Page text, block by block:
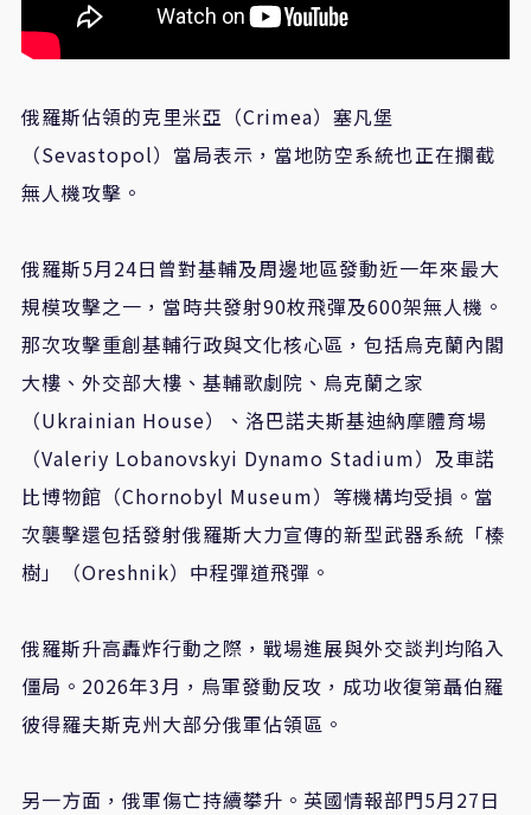
俄羅斯佔領的克里米亞（Crimea）塞凡堡
（Sevastopol）當局表示，當地防空系統也正在攔截
無人機攻擊。
俄羅斯5月24日曾對基輔及周邊地區發動近一年來最大
規模攻擊之一，當時共發射90枚飛彈及600架無人機。
那次攻擊重創基輔行政與文化核心區，包括烏克蘭內閣
大樓、外交部大樓、基輔歌劇院、烏克蘭之家
（Ukrainian House）、洛巴諾夫斯基迪納摩體育場
（Valeriy Lobanovskyi Dynamo Stadium）及車諾
比博物館（Chornobyl Museum）等機構均受損。當
次襲擊還包括發射俄羅斯大力宣傳的新型武器系統「榛
樹」（Oreshnik）中程彈道飛彈。
俄羅斯升高轟炸行動之際，戰場進展與外交談判均陷入
僵局。2026年3月，烏軍發動反攻，成功收復第聶伯羅
彼得羅夫斯克州大部分俄軍佔領區。
另一方面，俄軍傷亡持續攀升。英國情報部門5月27日